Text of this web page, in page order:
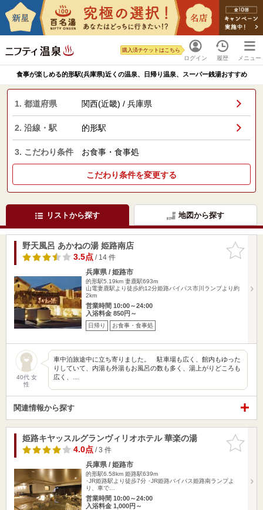
ログイン
購入済チケットはこちら
履歴 メニュー
食事が楽しめる的形駅(兵庫県)近くの温泉、日帰り温泉、スーパー銭湯おすすめ
1. 都道府県 関西(近畿) / 兵庫県
2. 沿線・駅 的形駅
3. こだわり条件 お食事・食事処
こだわり条件を変更する
リストから探す 地図から探す
お気に入
りに追加
野天風呂 あかねの湯 姫路南店
3.5点/ 14 件
兵庫県 / 姫路市
的形駅5.19km 妻鹿駅693m
山電妻鹿駅より徒歩約12分姫路バイパス市川ランプより約
2km
営業時間 10:00～24:00
入浴料金 850円～
日帰り お食事・食事処
40代 女
性
車中泊旅途中に立ち寄りました。 駐車場も広く、館内もゆった
りしていて、内湯も外湯もお風呂の数も多く、湯上がりどころも
広く、…
関連情報から探す
お気に入
りに追加
姫路キヤッスルグランヴィリオホテル 華楽の湯
4.0点/ 3 件
兵庫県 / 姫路市
的形駅6.58km 姫路駅639m
･JR姫路駅より徒歩7分 ･JR姫路バイパス姫路南ランプよ
り、車で…
営業時間 10:00～24:00
入浴料金 1,000円～